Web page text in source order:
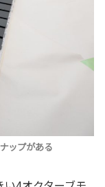
ップがある